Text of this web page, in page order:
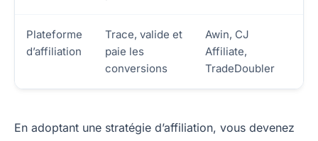
Plateforme
d’affiliation
Trace, valide et
paie les
conversions
Awin, CJ
Affiliate,
TradeDoubler
En adoptant une stratégie d’affiliation, vous devenez